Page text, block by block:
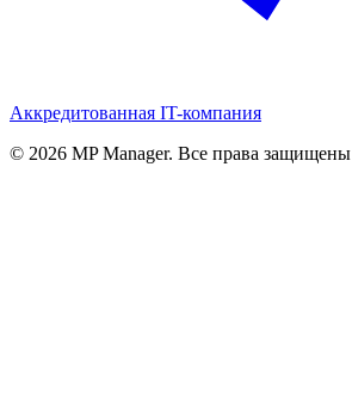
Аккредитованная IT-компания
© 2026 MP Manager. Все права защищены